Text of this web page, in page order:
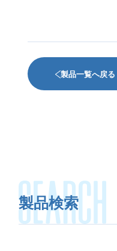
製品一覧へ戻る
製品検索